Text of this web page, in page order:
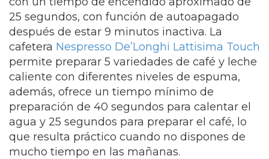
25 segundos, con función de autoapagado
después de estar 9 minutos inactiva. La
cafetera Nespresso De’Longhi Lattisima Touch
permite preparar 5 variedades de café y leche
caliente con diferentes niveles de espuma,
además, ofrece un tiempo mínimo de
preparación de 40 segundos para calentar el
agua y 25 segundos para preparar el café, lo
que resulta práctico cuando no dispones de
mucho tiempo en las mañanas.